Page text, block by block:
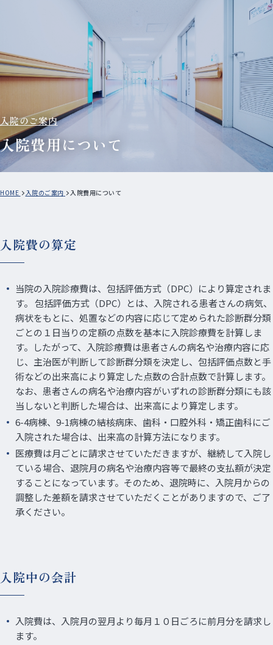
入院のご案内
入院費用について
HOME 入院のご案内 入院費用について
入院費の算定
当院の入院診療費は、包括評価方式（DPC）により算定されま
す。 包括評価方式（DPC）とは、入院される患者さんの病気、
病状をもとに、処置などの内容に応じて定められた診断群分類
ごとの１日当りの定額の点数を基本に入院診療費を計算しま
す。したがって、入院診療費は患者さんの病名や治療内容に応
じ、主治医が判断して診断群分類を決定し、包括評価点数と手
術などの出来高により算定した点数の合計点数で計算します。
なお、患者さんの病名や治療内容がいずれの診断群分類にも該
当しないと判断した場合は、出来高により算定します。
6-4病棟、9-1病棟の結核病床、歯科・口腔外科・矯正歯科にご
入院された場合は、出来高の計算方法になります。
医療費は月ごとに請求させていただきますが、継続して入院し
ている場合、退院月の病名や治療内容等で最終の支払額が決定
することになっています。そのため、退院時に、入院月からの
調整した差額を請求させていただくことがありますので、ご了
承ください。
入院中の会計
入院費は、入院月の翌月より毎月１０日ごろに前月分を請求し
ます。